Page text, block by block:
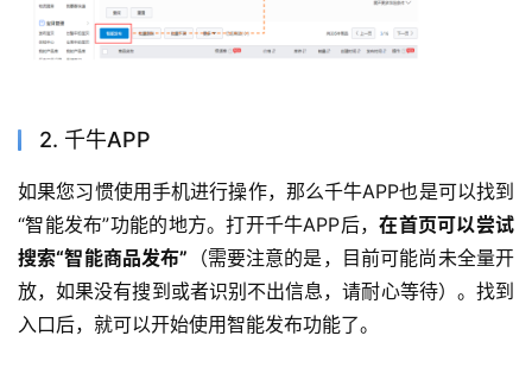
2. 千牛APP
如果您习惯使用手机进行操作，那么千牛APP也是可以找到
“智能发布”功能的地方。打开千牛APP后，在首页可以尝试
搜索“智能商品发布” （需要注意的是，目前可能尚未全量开
放，如果没有搜到或者识别不出信息，请耐心等待）。找到
入口后，就可以开始使用智能发布功能了。